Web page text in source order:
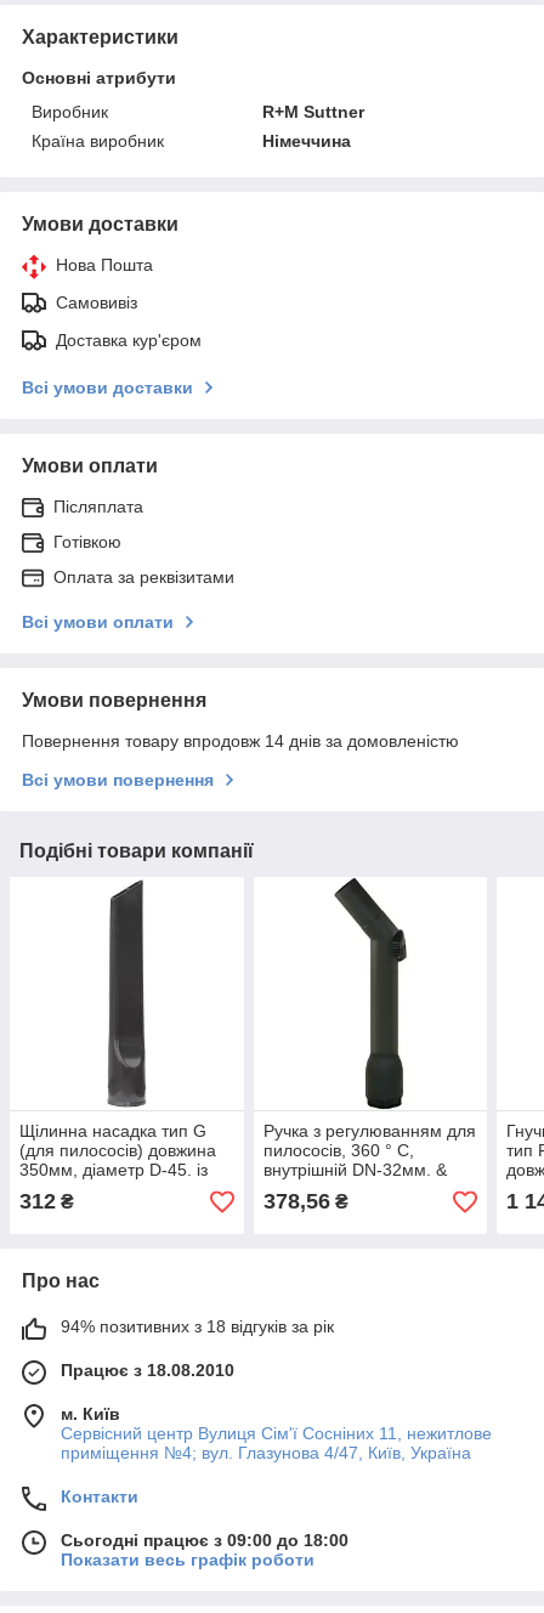
Характеристики
Основні атрибути
Виробник
R+M Suttner
Країна виробник
Німеччина
Умови доставки
Нова Пошта
Самовивіз
Доставка кур'єром
Всі умови доставки
Умови оплати
Післяплата
Готівкою
Оплата за реквізитами
Всі умови оплати
Умови повернення
Повернення товару впродовж 14 днів за домовленістю
Всі умови повернення
Подібні товари компанії
Щілинна насадка тип G
(для пилососів) довжина
350мм, діаметр D-45. із
захистом при
всмоктуванні
312 ₴
Ручка з регулюванням для
пилососів, 360 ° C,
внутрішній DN-32мм. &
DN-32мм.
378,56₴
тип
DN-
1
Про нас
94% позитивних з 18 відгуків за рік
Працює з 18.08.2010
м. Київ
Сервісний центр Вулиця Сім'ї Сосніних 11, нежитлове
приміщення №4; вул. Глазунова 4/47, Київ, Україна
Контакти
Сьогодні працює з 09:00 до 18:00
Показати весь графік роботи